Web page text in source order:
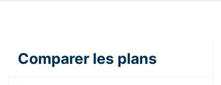
Comparer les plans